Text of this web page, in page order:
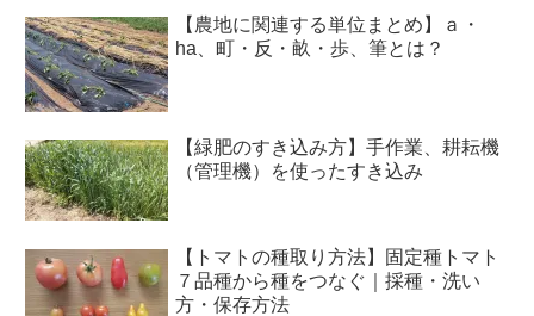
【農地に関連する単位まとめ】ａ・
ha、町・反・畝・歩、筆とは？
【緑肥のすき込み方】手作業、耕耘機
（管理機）を使ったすき込み
【トマトの種取り方法】固定種トマト
７品種から種をつなぐ｜採種・洗い
方・保存方法